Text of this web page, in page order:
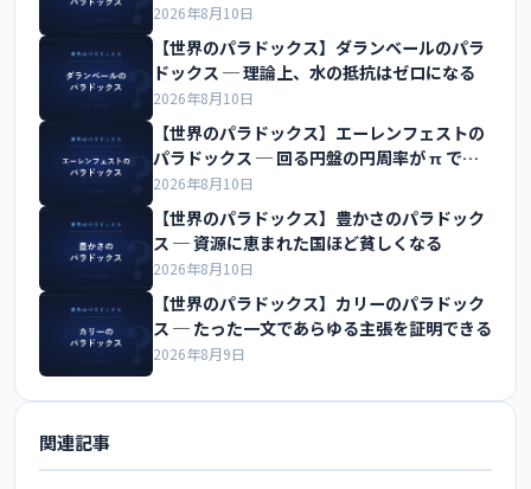
2026年8月10日
【世界のパラドックス】ダランベールのパラ
ドックス ─ 理論上、水の抵抗はゼロになる
2026年8月10日
【世界のパラドックス】エーレンフェストの
パラドックス ─ 回る円盤の円周率が π でな
くなる
2026年8月10日
【世界のパラドックス】豊かさのパラドック
ス ─ 資源に恵まれた国ほど貧しくなる
2026年8月10日
【世界のパラドックス】カリーのパラドック
ス ─ たった一文であらゆる主張を証明できる
2026年8月9日
関連記事